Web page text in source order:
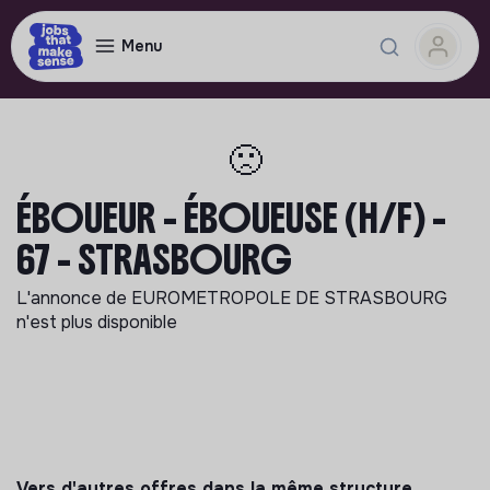
Menu
🙁
ÉBOUEUR - ÉBOUEUSE (H/F) -
67 - STRASBOURG
L'annonce de EUROMETROPOLE DE STRASBOURG
n'est plus disponible